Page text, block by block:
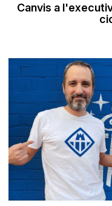
Canvis a